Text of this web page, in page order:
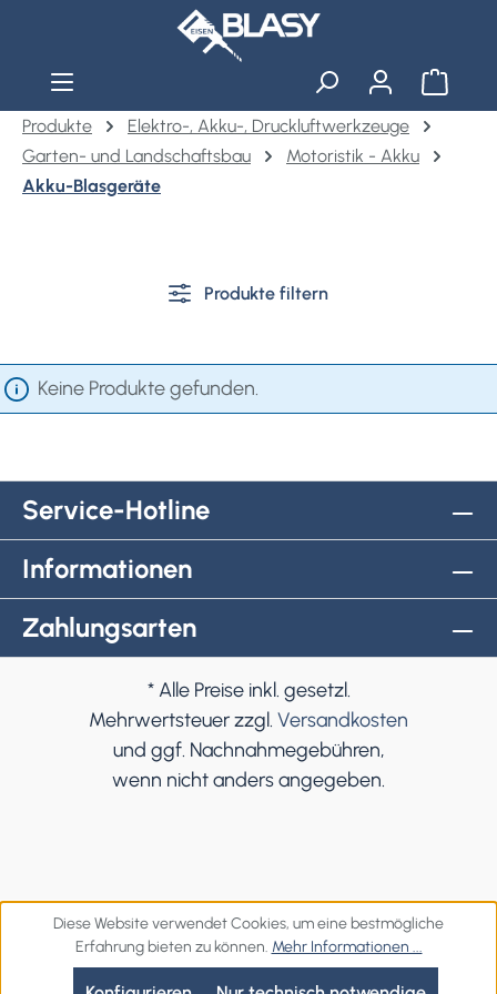
Zum Hauptinhalt springen
Produkte
Elektro-, Akku-, Druckluftwerkzeuge
Garten- und Landschaftsbau
Motoristik - Akku
Akku-Blasgeräte
Produkte filtern
Keine Produkte gefunden.
Service-Hotline
Informationen
Zahlungsarten
* Alle Preise inkl. gesetzl.
Mehrwertsteuer zzgl. Versandkosten
und ggf. Nachnahmegebühren,
wenn nicht anders angegeben.
Diese Website verwendet Cookies, um eine bestmögliche
Erfahrung bieten zu können. Mehr Informationen ...